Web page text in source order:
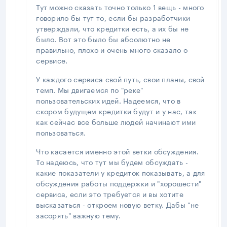
Тут можно сказать точно только 1 вещь - много
говорило бы тут то, если бы разработчики
утверждали, что кредитки есть, а их бы не
было. Вот это было бы абсолютно не
правильно, плохо и очень много сказало о
сервисе.
У каждого сервиса свой путь, свои планы, свой
темп. Мы двигаемся по "реке"
пользовательских идей. Надеемся, что в
скором будущем кредитки будут и у нас, так
как сейчас все больше людей начинают ими
пользоваться.
Что касается именно этой ветки обсуждения.
То надеюсь, что тут мы будем обсуждать -
какие показатели у кредиток показывать, а для
обсуждения работы поддержки и "хорошести"
сервиса, если это требуется и вы хотите
высказаться - откроем новую ветку. Дабы "не
засорять" важную тему.